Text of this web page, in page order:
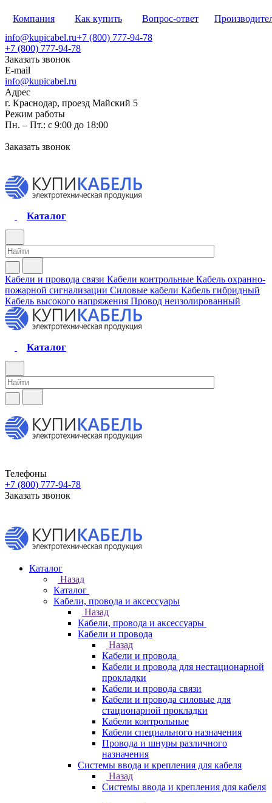
Компания Как купить Вопрос-ответ
info@kupicabel.ru+7 (800) 777-94-78
+7 (800) 777-94-78
Заказать звонок
E-mail
info@kupicabel.ru
Адрес
г. Краснодар, проезд Майский 5
Режим работы
Пн. – Пт.: с 9:00 до 18:00
Заказать звонок
Каталог
Кабели и провода связи Кабели контрольные Кабель охранно-
пожарной сигнализации Силовые кабели Кабель гибридный
Кабель высокого напряжения Провод неизолированный
Каталог
Телефоны
+7 (800) 777-94-78
Заказать звонок
Каталог
Назад
Каталог
Кабели, провода и аксессуары
Назад
Кабели, провода и аксессуары
Кабели и провода
Назад
Кабели и провода
Кабели и провода для нестационарной
прокладки
Кабели и провода связи
Кабели и провода силовые для
стационарной прокладки
Кабели контрольные
Кабели специального назначения
Провода и шнуры различного
назначения
Системы ввода и крепления для кабеля
Назад
Системы ввода и крепления для кабеля